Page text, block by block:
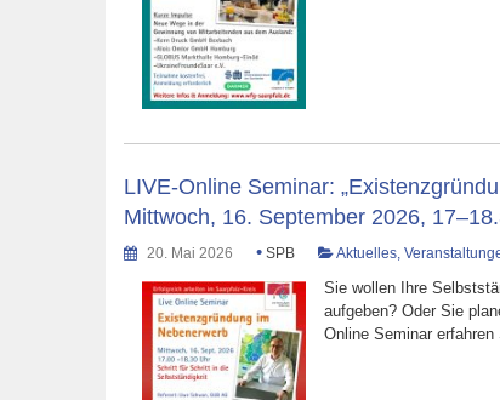
LIVE-Online Seminar:
Mittwoch, 16. September 2026,
20. Mai 2026 • SPB Aktuelles
Sie wollen Ihre
aufgeben? Oder Sie
Online Seminar